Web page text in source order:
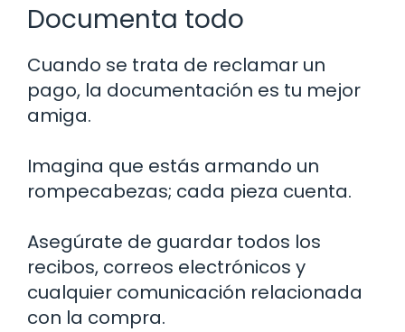
Documenta todo
Cuando se trata de reclamar un
pago, la documentación es tu mejor
amiga.
Imagina que estás armando un
rompecabezas; cada pieza cuenta.
Asegúrate de guardar todos los
recibos, correos electrónicos y
cualquier comunicación relacionada
con la compra.